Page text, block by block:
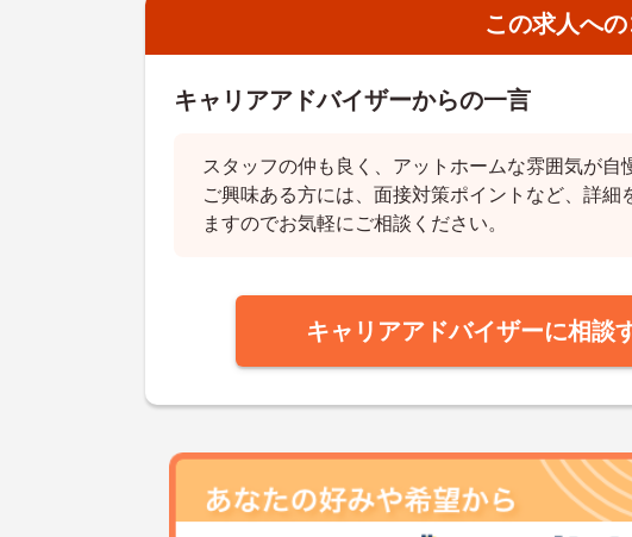
この求人へ
キャリアアドバイザーからの一言
スタッフの仲も良く、アットホームな雰囲気が自
ご興味ある方には、面接対策ポイントなど、詳細
ますのでお気軽にご相談ください。
キャリアアドバイザーに相談